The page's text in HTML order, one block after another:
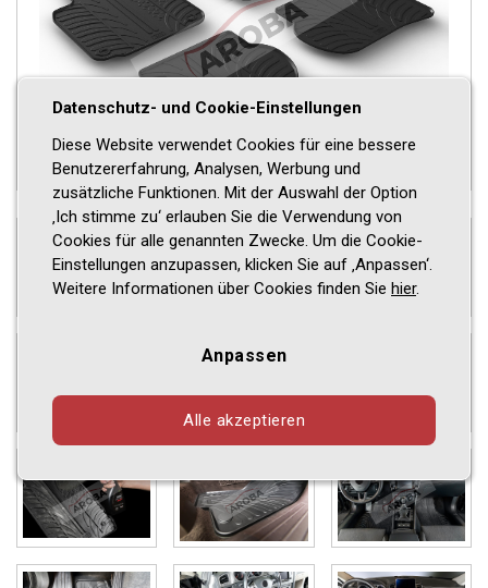
Datenschutz- und Cookie-Einstellungen
Diese Website verwendet Cookies für eine bessere
Benutzererfahrung, Analysen, Werbung und
zusätzliche Funktionen. Mit der Auswahl der Option
‚Ich stimme zu‘ erlauben Sie die Verwendung von
Cookies für alle genannten Zwecke. Um die Cookie-
Einstellungen anzupassen, klicken Sie auf ‚Anpassen‘.
Weitere Informationen über Cookies finden Sie hier.
Anpassen
Alle akzeptieren